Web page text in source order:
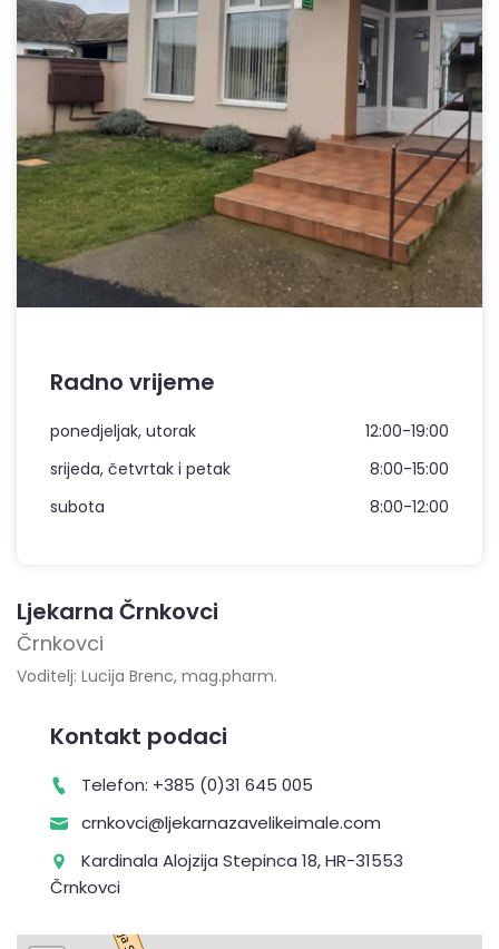
Radno vrijeme
ponedjeljak, utorak
12:00-19:00
srijeda, četvrtak i petak
8:00-15:00
subota
8:00-12:00
Ljekarna Črnkovci
Črnkovci
Voditelj: Lucija Brenc, mag.pharm.
Kontakt podaci
Telefon: +385 (0)31 645 005
crnkovci@ljekarnazavelikeimale.com
Kardinala Alojzija Stepinca 18, HR-31553
Črnkovci